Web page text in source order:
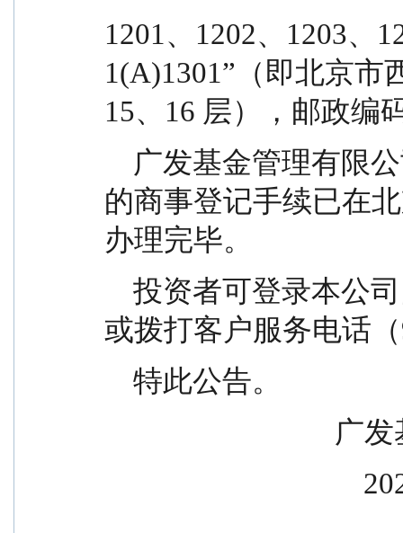
1201、1202、1203、
1(A)1301”（即北京市
15、16 层），邮政编
的商事登记手续已在
办理完毕。
或拨打客户服务电话
    特此公告。